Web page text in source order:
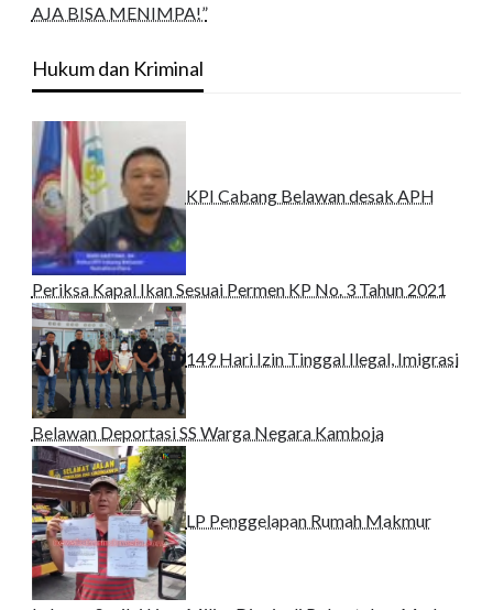
AJA BISA MENIMPA!”
Hukum dan Kriminal
KPI Cabang Belawan desak APH
Periksa Kapal Ikan Sesuai Permen KP No. 3 Tahun 2021
149 Hari Izin Tinggal Ilegal, Imigrasi
Belawan Deportasi SS Warga Negara Kamboja
LP Penggelapan Rumah Makmur